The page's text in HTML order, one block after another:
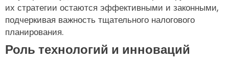
их стратегии остаются эффективными и законными,
подчеркивая важность тщательного налогового
планирования.
Роль технологий и инноваций